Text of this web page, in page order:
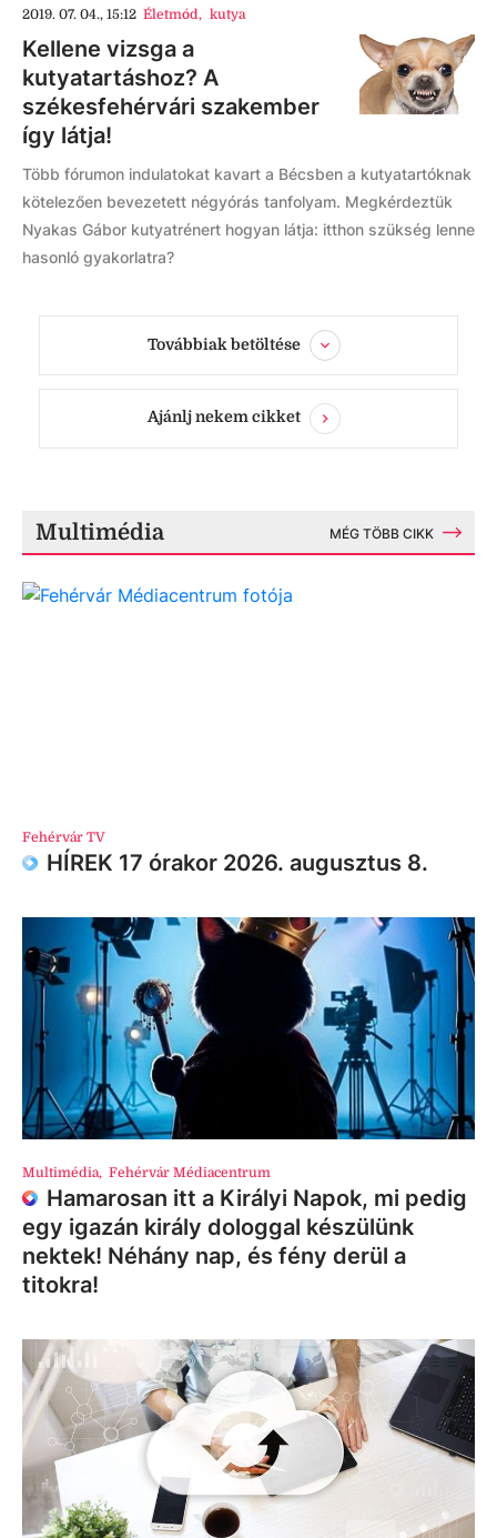
2019. 07. 04., 15:12 Életmód, kutya
Kellene vizsga a
kutyatartáshoz? A
székesfehérvári szakember
így látja!
Több fórumon indulatokat kavart a Bécsben a kutyatartóknak
kötelezően bevezetett négyórás tanfolyam. Megkérdeztük
Nyakas Gábor kutyatrénert hogyan látja: itthon szükség lenne
hasonló gyakorlatra?
Továbbiak betöltése
Ajánlj nekem cikket
Multimédia MÉG TÖBB CIKK
Fehérvár TV
HÍREK 17 órakor 2026. augusztus 8.
Multimédia, Fehérvár Médiacentrum
Hamarosan itt a Királyi Napok, mi pedig
egy igazán király dologgal készülünk
nektek! Néhány nap, és fény derül a
titokra!